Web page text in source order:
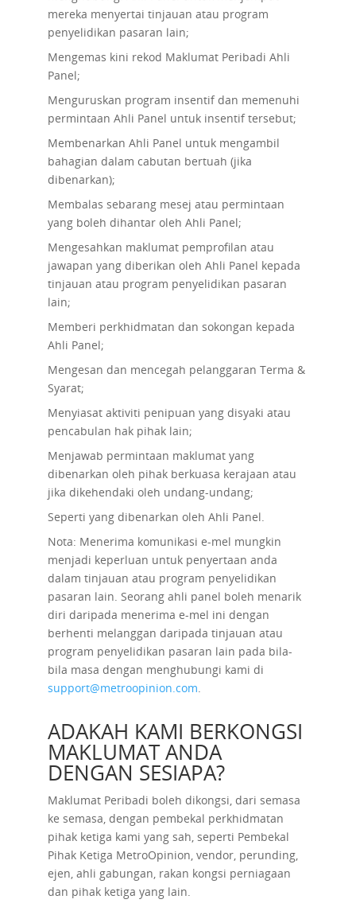
mereka menyertai tinjauan atau program
penyelidikan pasaran lain;
Mengemas kini rekod Maklumat Peribadi Ahli
Panel;
Menguruskan program insentif dan memenuhi
permintaan Ahli Panel untuk insentif tersebut;
Membenarkan Ahli Panel untuk mengambil
bahagian dalam cabutan bertuah (jika
dibenarkan);
Membalas sebarang mesej atau permintaan
yang boleh dihantar oleh Ahli Panel;
Mengesahkan maklumat pemprofilan atau
jawapan yang diberikan oleh Ahli Panel kepada
tinjauan atau program penyelidikan pasaran
lain;
Memberi perkhidmatan dan sokongan kepada
Ahli Panel;
Mengesan dan mencegah pelanggaran Terma &
Syarat;
Menyiasat aktiviti penipuan yang disyaki atau
pencabulan hak pihak lain;
Menjawab permintaan maklumat yang
dibenarkan oleh pihak berkuasa kerajaan atau
jika dikehendaki oleh undang-undang;
Seperti yang dibenarkan oleh Ahli Panel.
Nota: Menerima komunikasi e-mel mungkin
menjadi keperluan untuk penyertaan anda
dalam tinjauan atau program penyelidikan
pasaran lain. Seorang ahli panel boleh menarik
diri daripada menerima e-mel ini dengan
berhenti melanggan daripada tinjauan atau
program penyelidikan pasaran lain pada bila-
bila masa dengan menghubungi kami di
support@metroopinion.com.
ADAKAH KAMI BERKONGSI
MAKLUMAT ANDA
DENGAN SESIAPA?
Maklumat Peribadi boleh dikongsi, dari semasa
ke semasa, dengan pembekal perkhidmatan
pihak ketiga kami yang sah, seperti Pembekal
Pihak Ketiga MetroOpinion, vendor, perunding,
ejen, ahli gabungan, rakan kongsi perniagaan
dan pihak ketiga yang lain.